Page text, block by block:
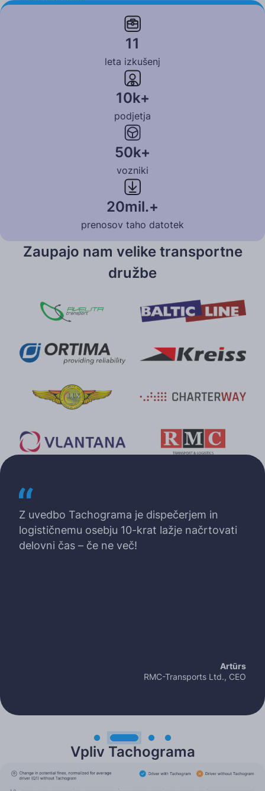
Izvedi več
11
leta izkušenj
10k+
podjetja
50k+
vozniki
20mil.+
prenosov taho datotek
Zaupajo nam velike transportne
družbe
Z uvedbo Tachograma je dispečerjem in
logističnemu osebju 10-krat lažje načrtovati
delovni čas – če ne več!
Artūrs
RMC-Transports Ltd., CEO
Vpliv Tachograma